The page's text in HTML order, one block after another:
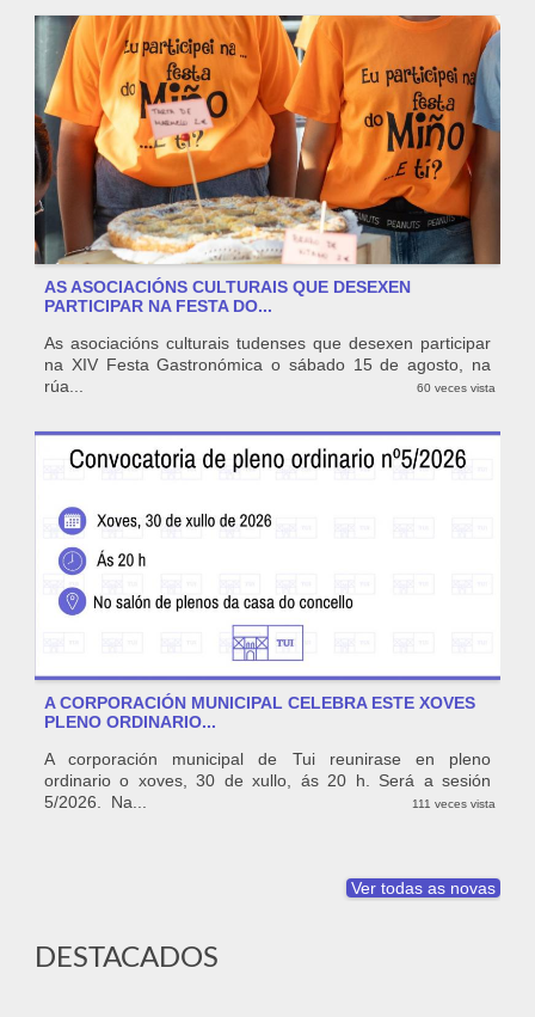
AS ASOCIACIÓNS CULTURAIS QUE DESEXEN
PARTICIPAR NA FESTA DO...
As asociacións culturais tudenses que desexen participar
na XIV Festa Gastronómica o sábado 15 de agosto, na
rúa...
60 veces vista
A CORPORACIÓN MUNICIPAL CELEBRA ESTE XOVES
PLENO ORDINARIO...
A corporación municipal de Tui reunirase en pleno
ordinario o xoves, 30 de xullo, ás 20 h. Será a sesión
5/2026. Na...
111 veces vista
Ver todas as novas
DESTACADOS